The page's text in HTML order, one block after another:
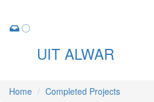
UIT ALWAR
Home Completed Projects